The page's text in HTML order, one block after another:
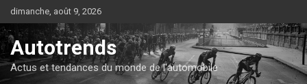
Skip
to
content
dimanche, août 9, 2026
Autotrends
Actus et tendances du monde de l'automobile